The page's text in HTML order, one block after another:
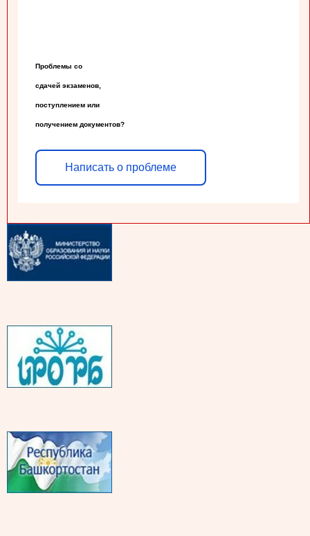
Проблемы со
сдачей экзаменов,
поступлением или
получением документов?
Написать о проблеме